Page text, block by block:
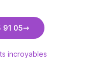
91 05
incroyables